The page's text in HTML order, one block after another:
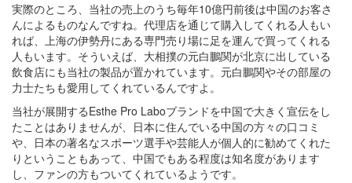
実際のところ、当社の売上のうち毎年10億円前後は中国のお客さ
んによるものなんですね。代理店を通じて購入してくれる人もい
れば、上海の伊勢丹にある専門売り場に足を運んで買ってくれる
人もいます。そういえば、大相撲の元白鵬関が北京に出している
飲食店にも当社の製品が置かれています。元白鵬関やその部屋の
力士たちも愛用してくれているんですよ。
当社が展開するEsthe Pro Laboブランドを中国で大きく宣伝をし
たことはありませんが、日本に住んでいる中国の方々の口コミ
や、日本の著名なスポーツ選手や芸能人が個人的に勧めてくれた
りということもあって、中国でもある程度は知名度があります
し、ファンの方もついてくれているようです。